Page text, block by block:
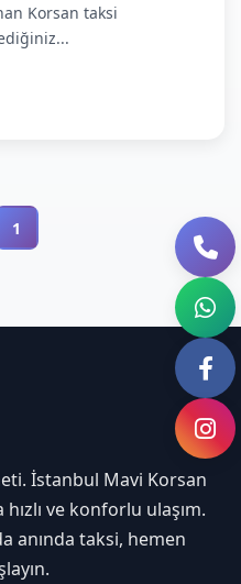
Korsan taksi
1
İstanbul Mavi Korsan
ve konforlu ulaşım.
anında taksi, hemen